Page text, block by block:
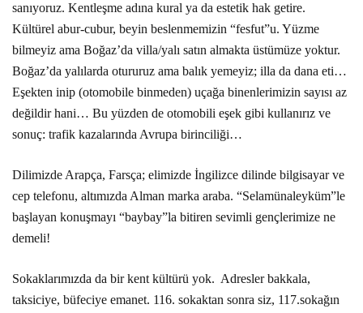
sanıyoruz. Kentleşme adına kural ya da estetik hak getire.
Kültürel abur-cubur, beyin beslenmemizin “fesfut”u. Yüzme
bilmeyiz ama Boğaz’da villa/yalı satın almakta üstümüze yoktur.
Boğaz’da yalılarda otururuz ama balık yemeyiz; illa da dana eti…
Eşekten inip (otomobile binmeden) uçağa binenlerimizin sayısı az
değildir hani… Bu yüzden de otomobili eşek gibi kullanırız ve
sonuç: trafik kazalarında Avrupa birinciliği…
Dilimizde Arapça, Farsça; elimizde İngilizce dilinde bilgisayar ve
cep telefonu, altımızda Alman marka araba. “Selamünaleyküm”le
başlayan konuşmayı “baybay”la bitiren sevimli gençlerimize ne
demeli!
Sokaklarımızda da bir kent kültürü yok. Adresler bakkala,
taksiciye, büfeciye emanet. 116. sokaktan sonra siz, 117.sokağın